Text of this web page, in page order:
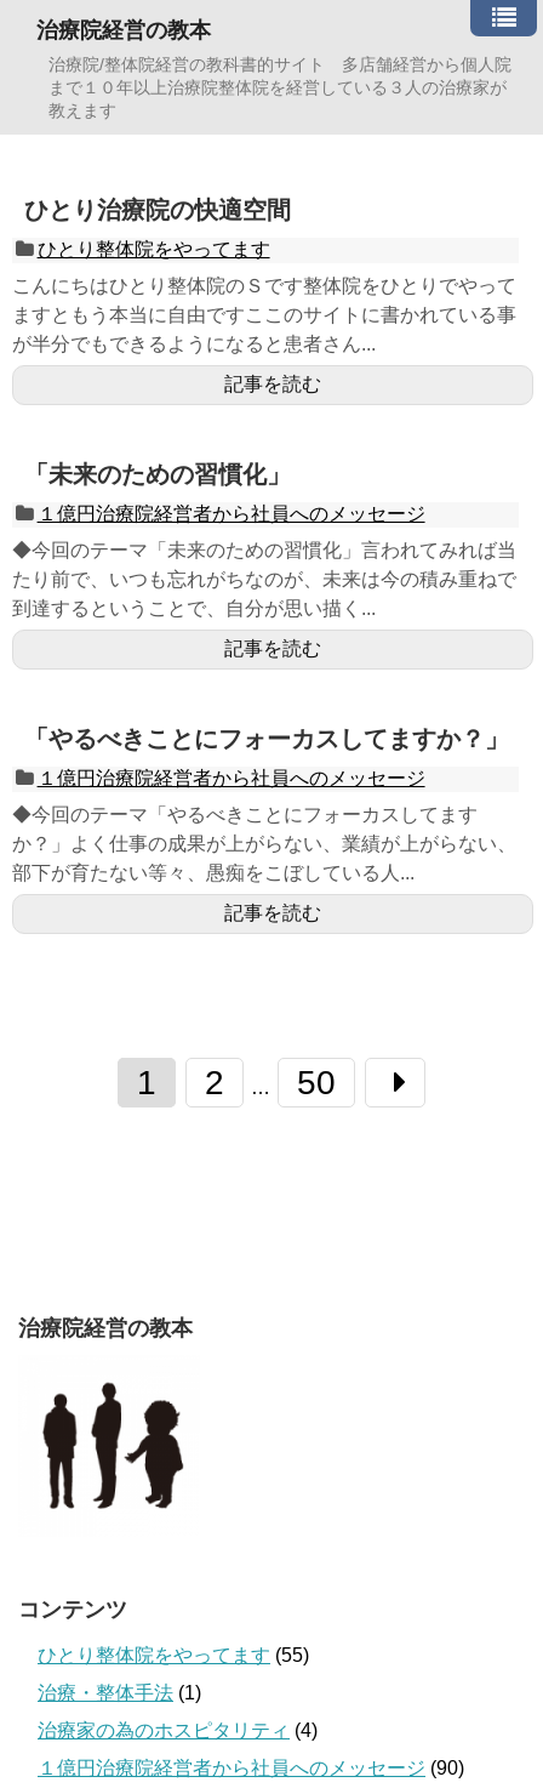
治療院経営の教本
治療院/整体院経営の教科書的サイト 多店舗経営から個人院
まで１０年以上治療院整体院を経営している３人の治療家が
教えます
ひとり治療院の快適空間
ひとり整体院をやってます
こんにちはひとり整体院のＳです整体院をひとりでやって
ますともう本当に自由ですここのサイトに書かれている事
が半分でもできるようになると患者さん...
記事を読む
「未来のための習慣化」
１億円治療院経営者から社員へのメッセージ
◆今回のテーマ「未来のための習慣化」言われてみれば当
たり前で、いつも忘れがちなのが、未来は今の積み重ねで
到達するということで、自分が思い描く...
記事を読む
「やるべきことにフォーカスしてますか？」
１億円治療院経営者から社員へのメッセージ
◆今回のテーマ「やるべきことにフォーカスしてます
か？」よく仕事の成果が上がらない、業績が上がらない、
部下が育たない等々、愚痴をこぼしている人...
記事を読む
1 2 … 50
治療院経営の教本
コンテンツ
ひとり整体院をやってます (55)
治療・整体手法 (1)
治療家の為のホスピタリティ (4)
１億円治療院経営者から社員へのメッセージ (90)